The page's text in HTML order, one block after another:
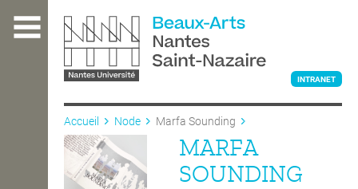
contenu
L'ÉCOLE
INTRANET
Accueil Node Marfa Sounding
MARFA
SOUNDING